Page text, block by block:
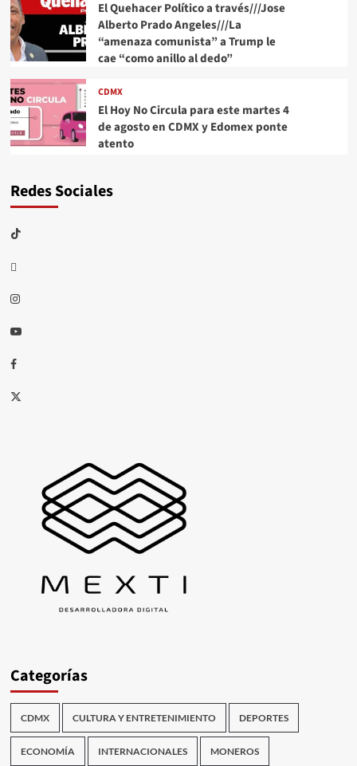
El Quehacer Político a través///Jose
Alberto Prado Angeles///La
“amenaza comunista” a Trump le
cae “como anillo al dedo”
CDMX
El Hoy No Circula para este martes 4
de agosto en CDMX y Edomex ponte
atento
Redes Sociales
TikTok
threads
Instagram
Youtube
Facebook
X
Categorías
CDMX CULTURA Y ENTRETENIMIENTO DEPORTES
ECONOMÍA INTERNACIONALES MONEROS